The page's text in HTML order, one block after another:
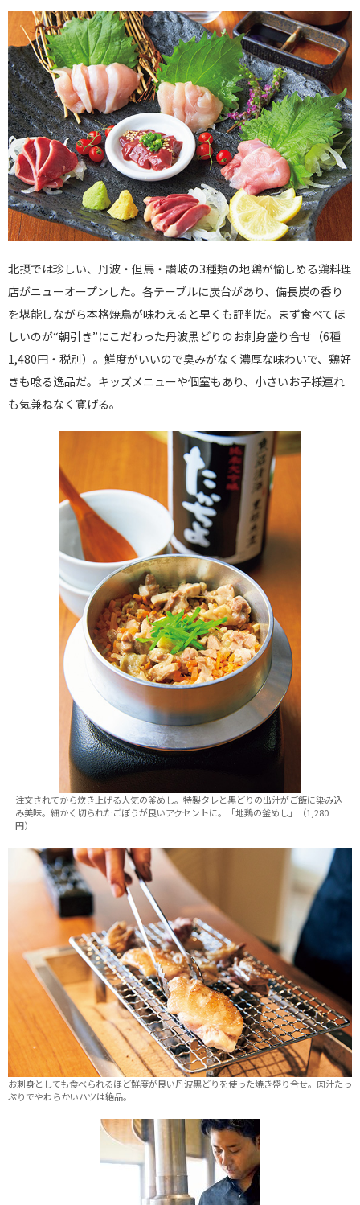
北摂では珍しい、丹波・但馬・讃岐の3種類の地鶏が愉しめる鶏料理
店がニューオープンした。各テーブルに炭台があり、備長炭の香り
を堪能しながら本格焼鳥が味わえると早くも評判だ。まず食べてほ
しいのが“朝引き”にこだわった丹波黒どりのお刺身盛り合せ（6種
1,480円・税別）。鮮度がいいので臭みがなく濃厚な味わいで、鶏好
きも唸る逸品だ。キッズメニューや個室もあり、小さいお子様連れ
も気兼ねなく寛げる。
注文されてから炊き上げる人気の釜めし。特製タレと黒どりの出汁がご飯に染み込
み美味。細かく切られたごぼうが良いアクセントに。「地鶏の釜めし」（1,280
円）
お刺身としても食べられるほど鮮度が良い丹波黒どりを使った焼き盛り合せ。肉汁たっ
ぷりでやわらかいハツは絶品。